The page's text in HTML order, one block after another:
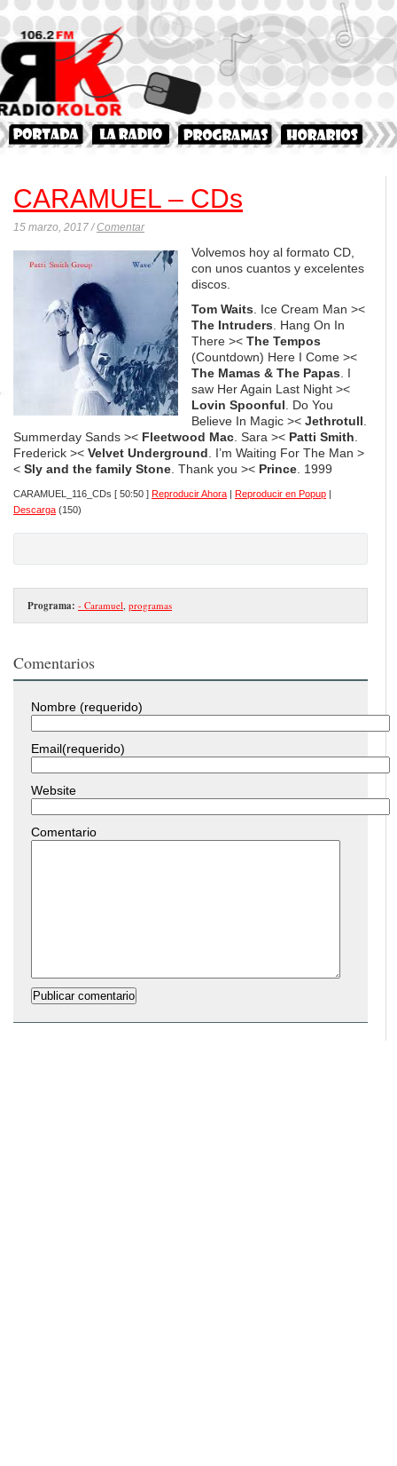
CARAMUEL – CDs
15 marzo, 2017 /Comentar
Volvemos hoy al formato CD,
con unos cuantos y excelentes
discos.
Tom Waits . Ice Cream Man ><
The Intruders . Hang On In
There >< The Tempos
(Countdown) Here I Come ><
The Mamas & The Papas . I
saw Her Again Last Night ><
Lovin Spoonful . Do You
Believe In Magic >< Jethrotull
Summerday Sands >< Fleetwood Mac . Sara >< Patti Smith
Frederick >< Velvet Underground . I’m Waiting For The Man >
< Sly and the family Stone . Thank you >< Prince . 1999
CARAMUEL_116_CDs [ 50:50 ] Reproducir Ahora | Reproducir en Popup |
Descarga (150)
Programa: - Caramuel, programas
Comentarios
Nombre (requerido)
Email(requerido)
Website
Comentario